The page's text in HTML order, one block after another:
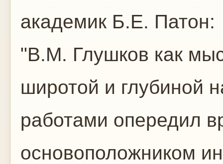
академик Б.Е. Патон:
"В.М. Глушков как
широтой и глубиной
работами опередил
основоположником